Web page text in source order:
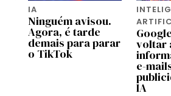
IA
Ninguém avisou.
Agora, é tarde
demais para parar
o TikTok
voltar
e-
IA